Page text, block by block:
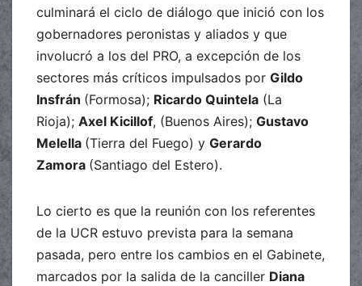
culminará el ciclo de diálogo que inició con los
gobernadores peronistas y aliados y que
involucró a los del PRO, a excepción de los
sectores más críticos impulsados por Gildo
Insfrán (Formosa); Ricardo Quintela (La
Rioja); Axel Kicillof, (Buenos Aires); Gustavo
Melella (Tierra del Fuego) y Gerardo
Zamora (Santiago del Estero).
Lo cierto es que la reunión con los referentes
de la UCR estuvo prevista para la semana
pasada, pero entre los cambios en el Gabinete,
marcados por la salida de la canciller Diana